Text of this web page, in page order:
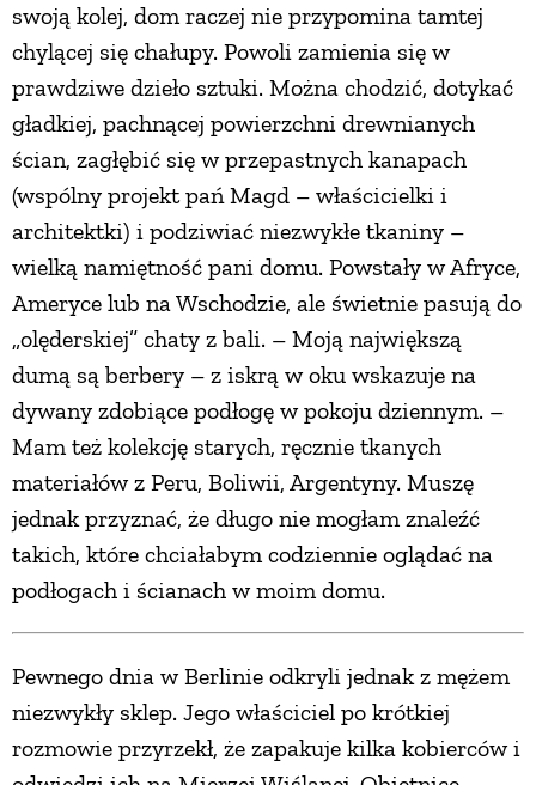
swoją kolej, dom raczej nie przypomina tamtej
chylącej się chałupy. Powoli zamienia się w
prawdziwe dzieło sztuki. Można chodzić, dotykać
gładkiej, pachnącej powierzchni drewnianych
ścian, zagłębić się w przepastnych kanapach
(wspólny projekt pań Magd – właścicielki i
architektki) i podziwiać niezwykłe tkaniny –
wielką namiętność pani domu. Powstały w Afryce,
Ameryce lub na Wschodzie, ale świetnie pasują do
„olęderskiej” chaty z bali. – Moją największą
dumą są berbery – z iskrą w oku wskazuje na
dywany zdobiące podłogę w pokoju dziennym. –
Mam też kolekcję starych, ręcznie tkanych
materiałów z Peru, Boliwii, Argentyny. Muszę
jednak przyznać, że długo nie mogłam znaleźć
takich, które chciałabym codziennie oglądać na
podłogach i ścianach w moim domu.
Pewnego dnia w Berlinie odkryli jednak z mężem
niezwykły sklep. Jego właściciel po krótkiej
rozmowie przyrzekł, że zapakuje kilka kobierców i